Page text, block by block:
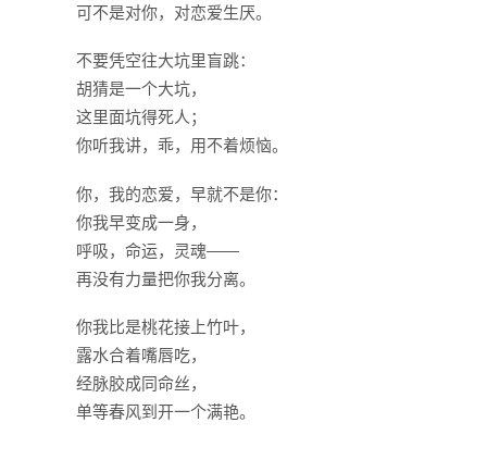
可不是对你，对恋爱生厌。
不要凭空往大坑里盲跳：
胡猜是一个大坑，
这里面坑得死人；
你听我讲，乖，用不着烦恼。
你，我的恋爱，早就不是你：
你我早变成一身，
呼吸，命运，灵魂——
再没有力量把你我分离。
你我比是桃花接上竹叶，
露水合着嘴唇吃，
经脉胶成同命丝，
单等春风到开一个满艳。